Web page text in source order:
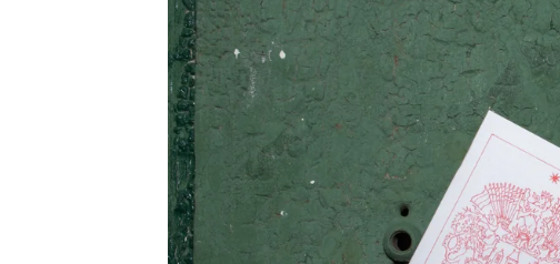
ARTMAT KRABIČKA
ARTMAT BOX
200 Kč
VÝVAR
300 Kč
Was: